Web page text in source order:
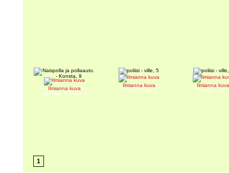
Ilmianna kuva
Naispolla ja pollaauto.
Värittäjä: Konsta, 9
Ilmianna kuva
poliisi
Värittäjä: ville, 5
Ilmianna
poliisi
Värittäjä: ville,
1